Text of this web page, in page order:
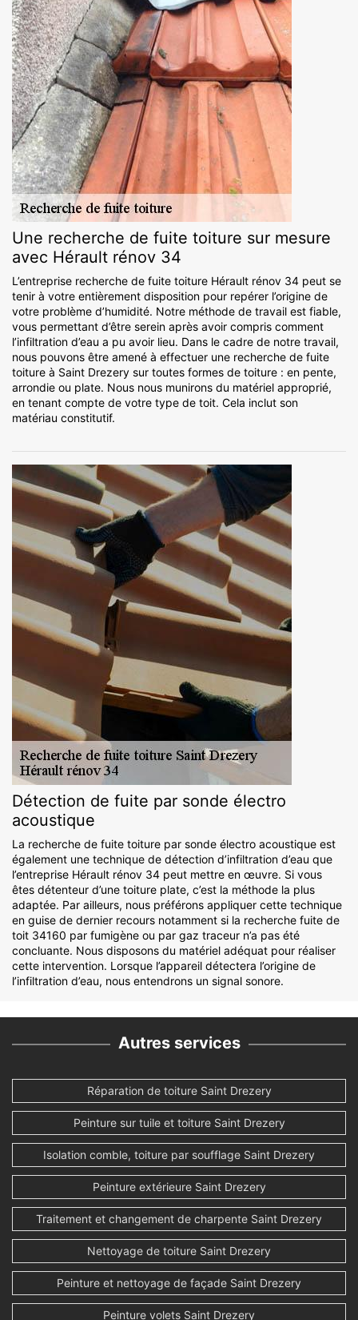
Une recherche de fuite toiture sur mesure
avec Hérault rénov 34
L’entreprise recherche de fuite toiture Hérault rénov 34 peut se
tenir à votre entièrement disposition pour repérer l’origine de
votre problème d’humidité. Notre méthode de travail est fiable,
vous permettant d’être serein après avoir compris comment
l’infiltration d’eau a pu avoir lieu. Dans le cadre de notre travail,
nous pouvons être amené à effectuer une recherche de fuite
toiture à Saint Drezery sur toutes formes de toiture : en pente,
arrondie ou plate. Nous nous munirons du matériel approprié,
en tenant compte de votre type de toit. Cela inclut son
matériau constitutif.
Détection de fuite par sonde électro
acoustique
La recherche de fuite toiture par sonde électro acoustique est
également une technique de détection d’infiltration d’eau que
l’entreprise Hérault rénov 34 peut mettre en œuvre. Si vous
êtes détenteur d’une toiture plate, c’est la méthode la plus
adaptée. Par ailleurs, nous préférons appliquer cette technique
en guise de dernier recours notamment si la recherche fuite de
toit 34160 par fumigène ou par gaz traceur n’a pas été
concluante. Nous disposons du matériel adéquat pour réaliser
cette intervention. Lorsque l’appareil détectera l’origine de
l’infiltration d’eau, nous entendrons un signal sonore.
Autres services
Réparation de toiture Saint Drezery
Peinture sur tuile et toiture Saint Drezery
Isolation comble, toiture par soufflage Saint Drezery
Peinture extérieure Saint Drezery
Traitement et changement de charpente Saint Drezery
Nettoyage de toiture Saint Drezery
Peinture et nettoyage de façade Saint Drezery
Peinture volets Saint Drezery